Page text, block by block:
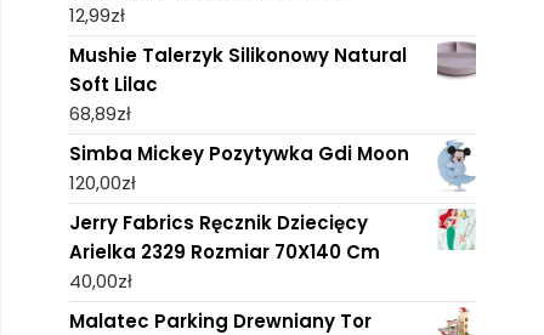
12,99zł
Mushie Talerzyk Silikonowy Natural
Soft Lilac
68,89zł
Simba Mickey Pozytywka Gdi Moon
120,00zł
Jerry Fabrics Ręcznik Dziecięcy
Arielka 2329 Rozmiar 70X140 Cm
40,00zł
Malatec Parking Drewniany Tor